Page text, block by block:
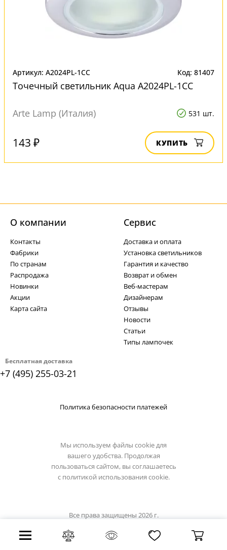
Артикул: A2024PL-1CC Код: 81407
Точечный светильник Aqua A2024PL-1CC
Arte Lamp (Италия) 531 шт.
143 ₽ КУПИТЬ
Бесплатная доставка
+7 (495) 255-03-21
О компании
Контакты
Фабрики
По странам
Распродажа
Новинки
Акции
Карта сайта
Cервис
Доставка и оплата
Установка светильников
Гарантия и качество
Возврат и обмен
Веб-мастерам
Дизайнерам
Отзывы
Новости
Статьи
Типы лампочек
Политика безопасности платежей
Мы используем файлы cookie для
вашего удобства. Продолжая
пользоваться сайтом, вы соглашаетесь
с политикой использования cookie.
Все права защищены 2026 г.